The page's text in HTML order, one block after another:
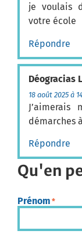
je voulais
votre école
Répondre
Déogracias
18 août 2025 à
démarches
Répondre
Qu'en
Prénom *